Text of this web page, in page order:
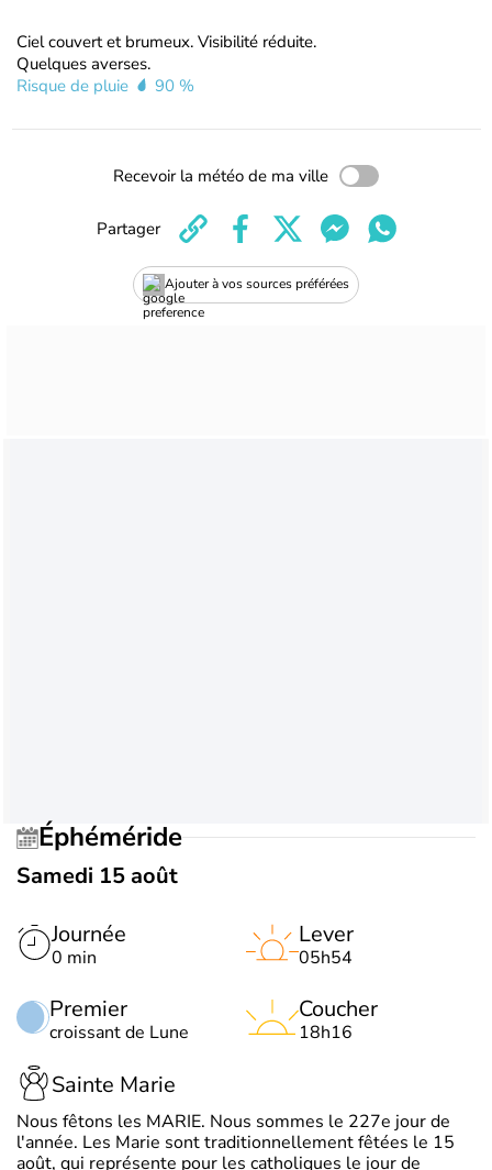
Ciel couvert et brumeux. Visibilité réduite.
Quelques averses.
Risque de pluie
90 %
Recevoir la météo de ma ville
Ajouter à vos sources préférées
Partager
Éphéméride
Samedi 15 août
Journée
0 min
Premier
croissant de Lune
Lever
05h54
Coucher
18h16
Sainte Marie
Nous fêtons les MARIE. Nous sommes le 227e jour de
l'année. Les Marie sont traditionnellement fêtées le 15
août, qui représente pour les catholiques le jour de